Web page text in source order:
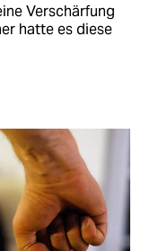
Verschärfung
hatte es diese